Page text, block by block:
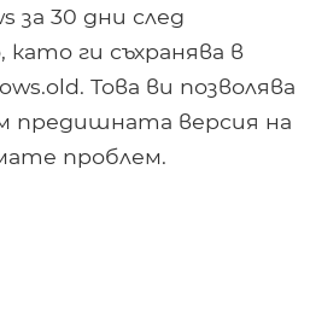
за 30 дни след
ги съхранява в
Това ви позволява
предишната версия на
проблем.